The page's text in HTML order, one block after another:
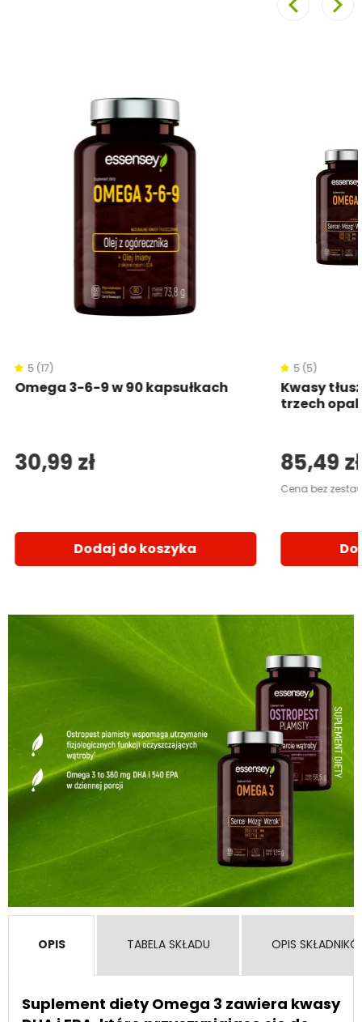
Poprzedni
5 (17)
Omega 3-6-9 w 90 kapsułkach
30,99 zł
Dodaj do koszyka
5 (5)
Kwasy
trzech
85,49 zł
Cena bez
OPIS TABELA SKŁADU OPIS
Suplement diety Omega 3 zawiera kwasy